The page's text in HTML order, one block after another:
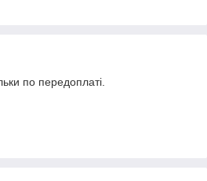
по передоплаті.